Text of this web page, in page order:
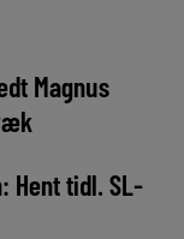
Magnus
Hent tidl. SL-